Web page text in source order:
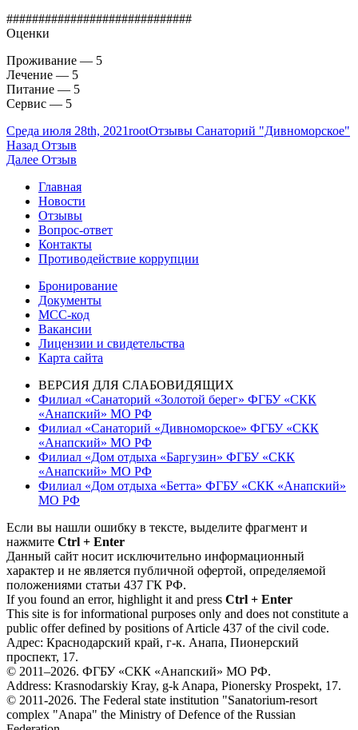
#############################
Оценки
Проживание — 5
Лечение — 5
Питание — 5
Сервис — 5
Опубликовано
Среда июля 28th, 2021Автор
rootРубрики
Отзывы Санаторий "Дивноморское"
Навигация
по
записям
Назад Предыдущая
запись:
Отзыв
Далее Следующая
Отзыв
Главная
Новости
Отзывы
Вопрос-ответ
Контакты
Противодействие коррупции
Бронирование
Документы
МСС-код
Вакансии
Лицензии и свидетельства
Карта сайта
ВЕРСИЯ ДЛЯ СЛАБОВИДЯЩИХ
Филиал «Санаторий «Золотой берег» ФГБУ «СКК
«Анапский» МО РФ
Филиал «Санаторий «Дивноморское» ФГБУ «СКК
«Анапский» МО РФ
Филиал «Дом отдыха «Баргузин» ФГБУ «СКК
«Анапский» МО РФ
Филиал «Дом отдыха «Бетта» ФГБУ «СКК «Анапский»
МО РФ
Если вы нашли ошибку в тексте, выделите фрагмент и
нажмите Ctrl + Enter
Данный сайт носит исключительно информационный
характер и не является публичной офертой, определяемой
положениями статьи 437 ГК РФ.
If you found an error, highlight it and press Ctrl + Enter
This site is for informational purposes only and does not constitute a
public offer defined by positions of Article 437 of the civil code.
Адрес: Краснодарский край, г-к. Анапа, Пионерский
проспект, 17.
© 2011–2026. ФГБУ «СКК «Анапский» МО РФ.
Address: Krasnodarskiy Kray, g-k Anapa, Pionersky Prospekt, 17.
© 2011-2026. The Federal state institution "Sanatorium-resort
complex "Anapa" the Ministry of Defence of the Russian